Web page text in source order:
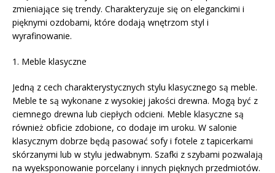
zmieniające się trendy. Charakteryzuje się on eleganckimi i
pięknymi ozdobami, które dodają wnętrzom styl i
wyrafinowanie.
1. Meble klasyczne
Jedną z cech charakterystycznych stylu klasycznego są meble.
Meble te są wykonane z wysokiej jakości drewna. Mogą być z
ciemnego drewna lub ciepłych odcieni. Meble klasyczne są
również obficie zdobione, co dodaje im uroku. W salonie
klasycznym dobrze będą pasować sofy i fotele z tapicerkami
skórzanymi lub w stylu jedwabnym. Szafki z szybami pozwalają
na wyeksponowanie porcelany i innych pięknych przedmiotów.